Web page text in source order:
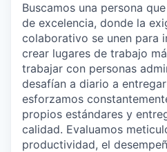
Buscamos una persona
de excelencia, donde la
colaborativo se unen para
crear lugares de trabajo
trabajar con personas
desafían a diario a
esforzamos
propios estándares y
calidad. Evaluamos
productividad, el